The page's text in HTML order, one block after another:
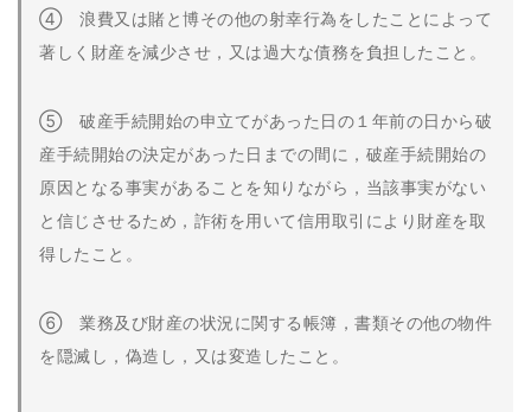
④ 浪費又は賭と博その他の射幸行為をしたことによって
著しく財産を減少させ，又は過大な債務を負担したこと。
⑤ 破産手続開始の申立てがあった日の１年前の日から破
産手続開始の決定があった日までの間に，破産手続開始の
原因となる事実があることを知りながら，当該事実がない
と信じさせるため，詐術を用いて信用取引により財産を取
得したこと。
⑥ 業務及び財産の状況に関する帳簿，書類その他の物件
を隠滅し，偽造し，又は変造したこと。